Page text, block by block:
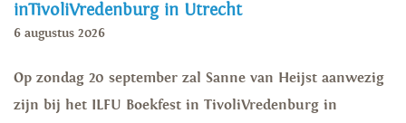
inTivoliVredenburg in Utrecht
6 augustus 2026
Op zondag 20 september zal Sanne van Heijst aanwezig
zijn bij het ILFU Boekfest in TivoliVredenburg in